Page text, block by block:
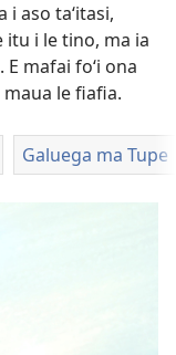
aso taʻitasi,
itu i le tino, ma ia
mafai foʻi ona
le fiafia.
Galuega ma Tupe